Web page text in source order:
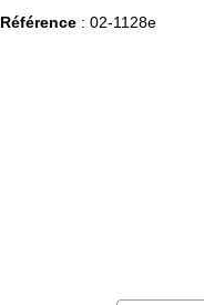
Référence: 02-1128e